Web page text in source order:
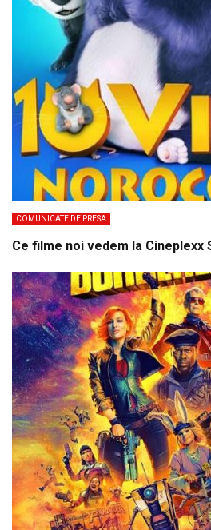
COMUNICATE DE PRESA
Ce filme noi vedem la Cineplexx